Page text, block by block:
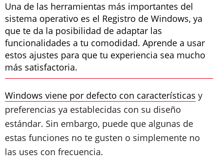
Una de las herramientas más importantes del
sistema operativo es el Registro de Windows, ya
que te da la posibilidad de adaptar las
funcionalidades a tu comodidad. Aprende a usar
estos ajustes para que tu experiencia sea mucho
más satisfactoria.
Windows viene por defecto con características y
preferencias ya establecidas con su diseño
estándar. Sin embargo, puede que algunas de
estas funciones no te gusten o simplemente no
las uses con frecuencia.